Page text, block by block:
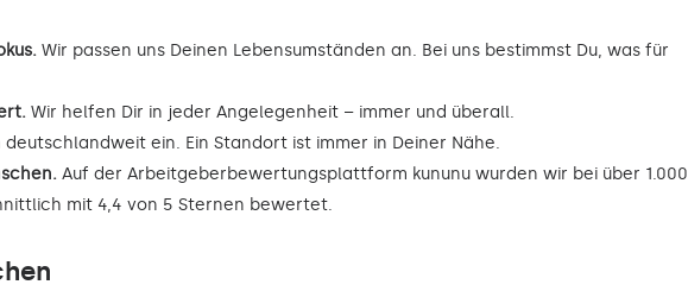
Wir passen uns Deinen Lebensumständen an. Bei uns bestimmst Du, was für
Wir helfen Dir in jeder Angelegenheit – immer und überall.
deutschlandweit ein. Ein Standort ist immer in Deiner Nähe.
Auf der Arbeitgeberbewertungsplattform kununu wurden wir bei über 1.000
mit 4,4 von 5 Sternen bewertet.